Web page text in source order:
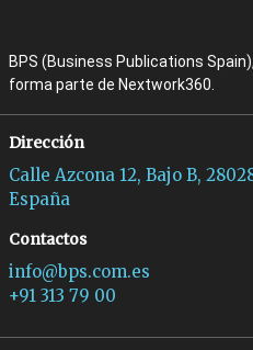
BPS (Business Publications
forma parte de Nextwork360.
Dirección
Calle Azcona 12, Bajo B,
España
Contactos
info@bps.com.es
+91 313 79 00